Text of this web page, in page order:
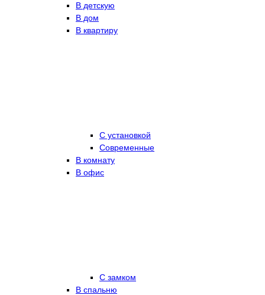
В детскую
В дом
В квартиру
С установкой
Современные
В комнату
В офис
С замком
В спальню